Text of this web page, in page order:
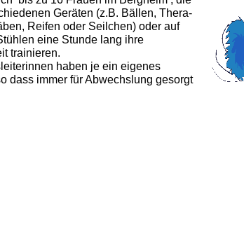
Geräten (z.B. Bällen, Thera-
Reifen oder Seilchen) oder auf
eine Stunde lang ihre
trainieren.
haben je ein eigenes
dass immer für Abwechslung gesorgt